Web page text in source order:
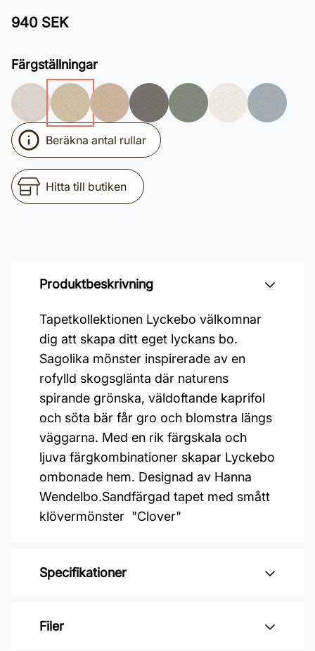
940 SEK
Färgställningar
Beräkna antal rullar
Hitta till butiken
Produktbeskrivning
Tapetkollektionen Lyckebo välkomnar
dig att skapa ditt eget lyckans bo.
Sagolika mönster inspirerade av en
rofylld skogsglänta där naturens
spirande grönska, väldoftande kaprifol
och söta bär får gro och blomstra längs
väggarna. Med en rik färgskala och
ljuva färgkombinationer skapar Lyckebo
ombonade hem. Designad av Hanna
Wendelbo.Sandfärgad tapet med smått
klövermönster "Clover"
Specifikationer
Varumärke: Midbec Tapeter
Filer